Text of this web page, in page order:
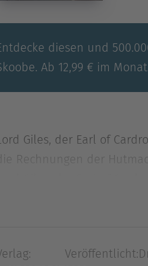
diesen und
Ab 12,99 € im
Giles, der Earl of
Rechnungen der
die Rechnungen der
Square nicht
Veröffentlicht: